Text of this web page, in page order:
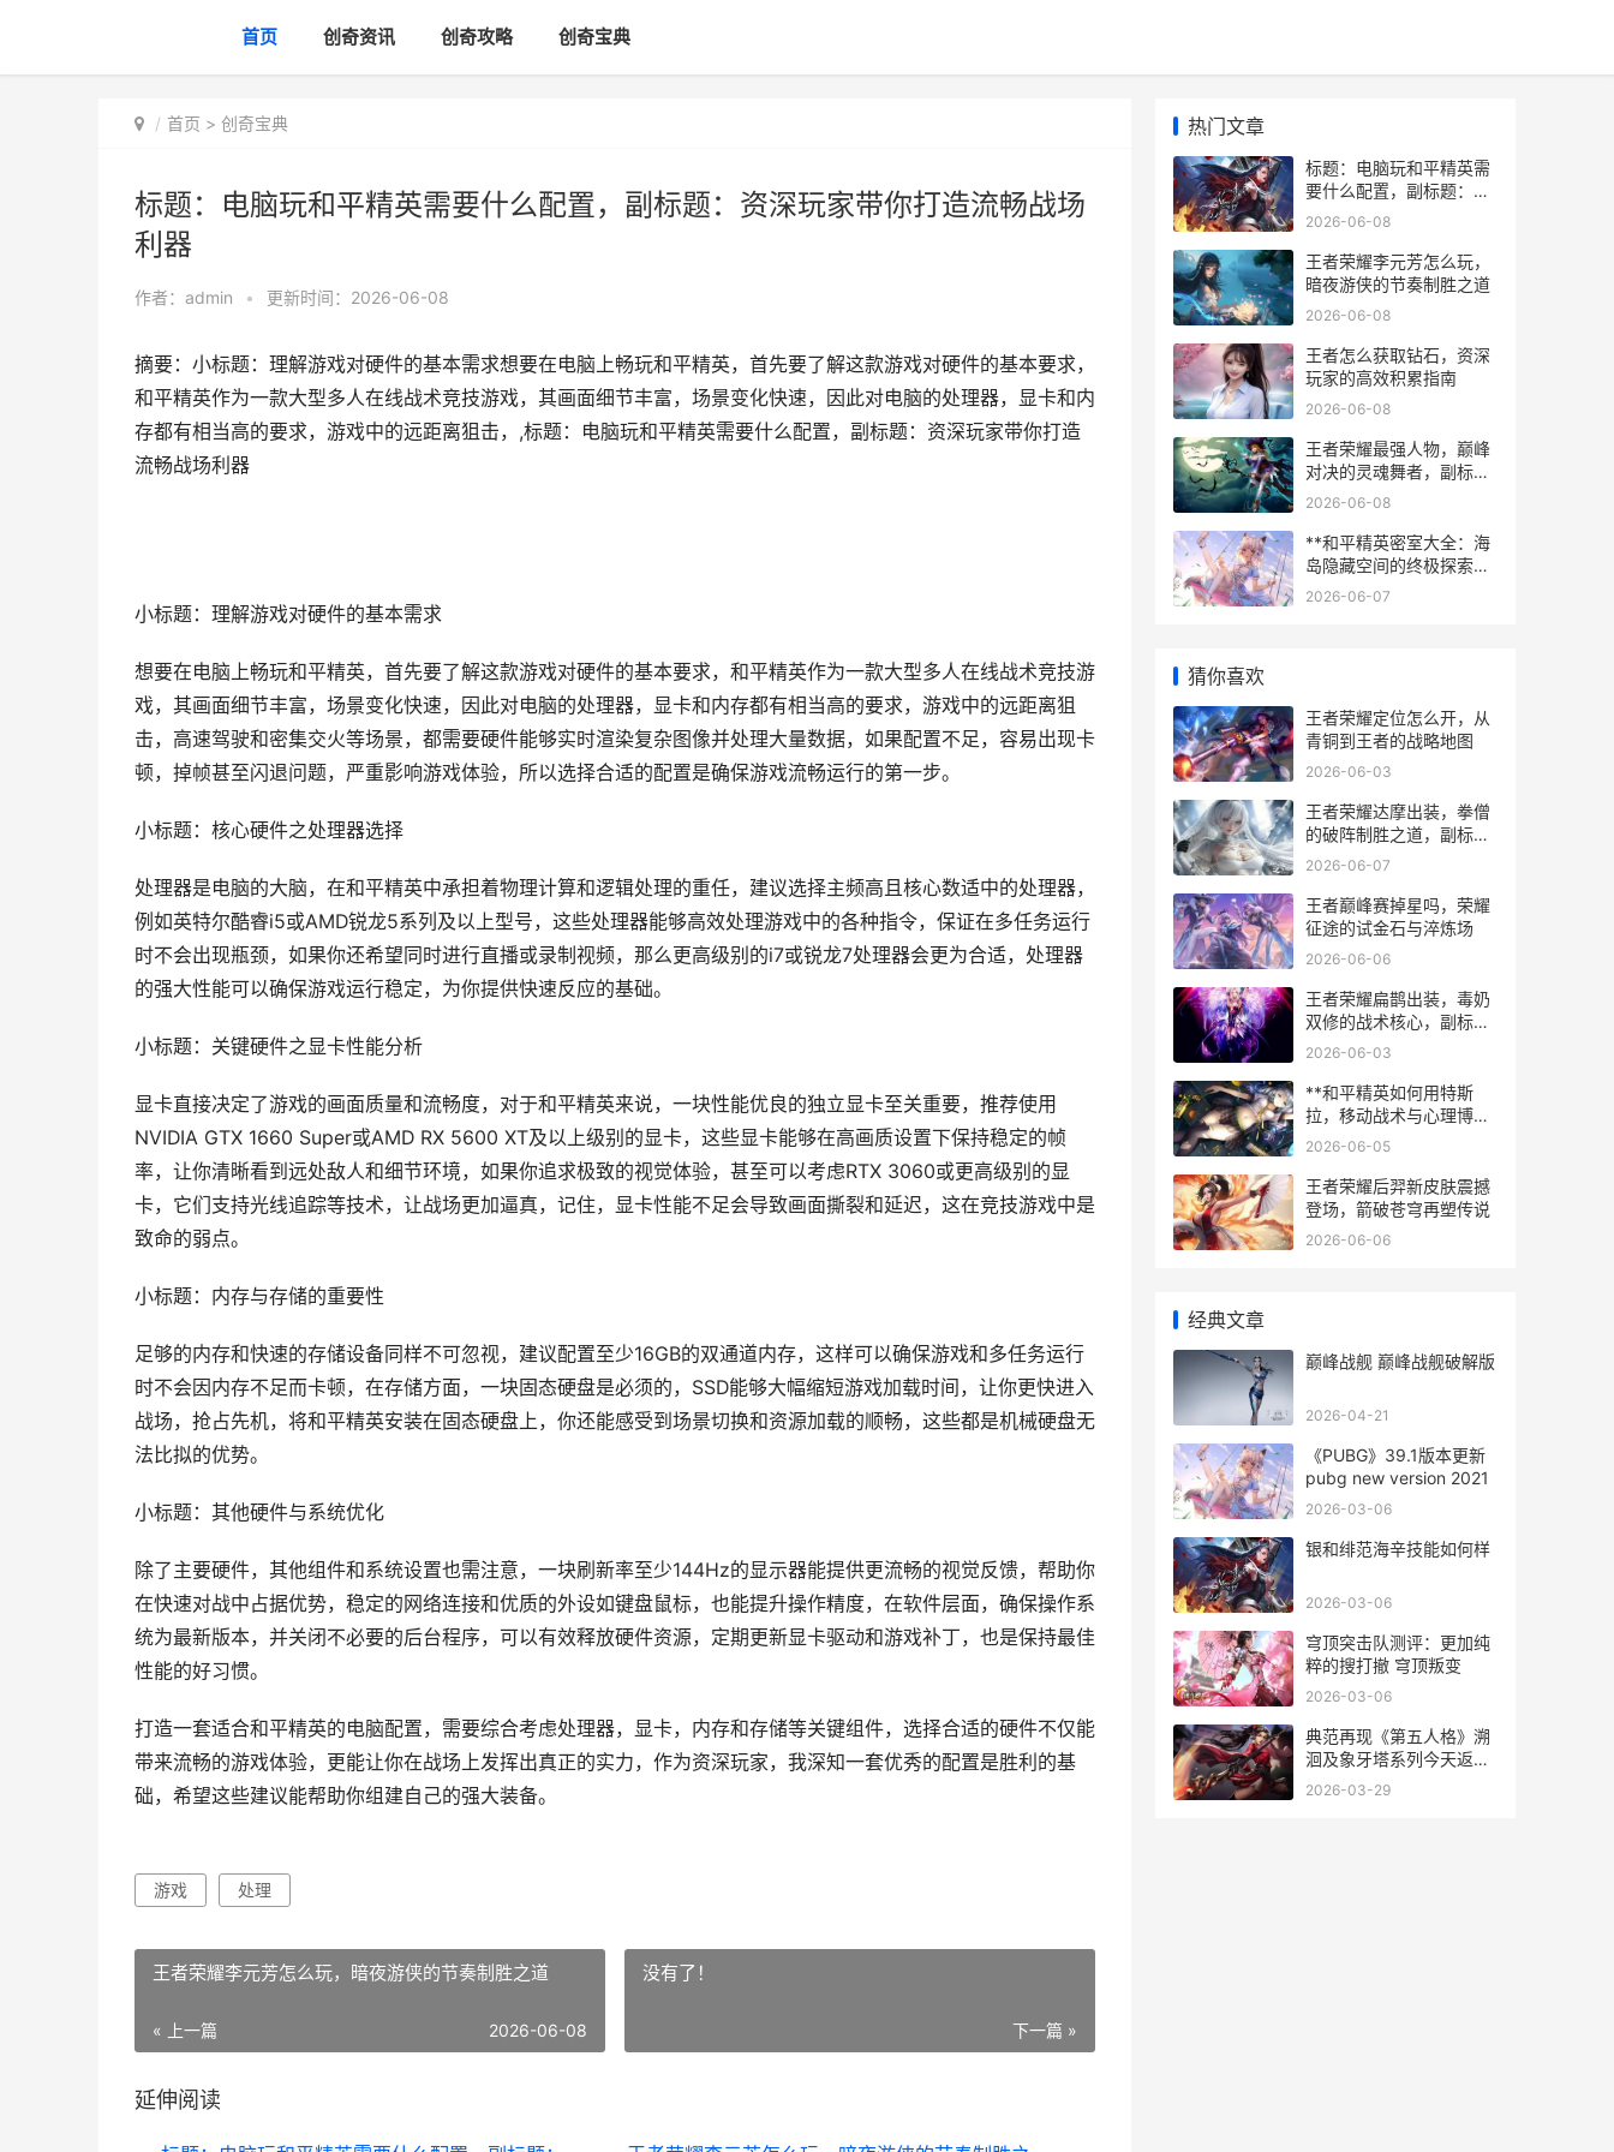
首页 创奇资讯 创奇攻略 创奇宝典
首页 > 创奇宝典
标题：电脑玩和平精英需要什么配置，副标题：资深玩家带你打造流畅战场
利器
作者： admin • 更新时间：2026-06-08
摘要：小标题：理解游戏对硬件的基本需求想要在电脑上畅玩和平精英，首先要了解这款游戏对硬件的基本要求，
和平精英作为一款大型多人在线战术竞技游戏，其画面细节丰富，场景变化快速，因此对电脑的处理器，显卡和内
存都有相当高的要求，游戏中的远距离狙击，,标题：电脑玩和平精英需要什么配置，副标题：资深玩家带你打造
流畅战场利器
小标题：理解游戏对硬件的基本需求
想要在电脑上畅玩和平精英，首先要了解这款游戏对硬件的基本要求，和平精英作为一款大型多人在线战术竞技游
戏，其画面细节丰富，场景变化快速，因此对电脑的处理器，显卡和内存都有相当高的要求，游戏中的远距离狙
击，高速驾驶和密集交火等场景，都需要硬件能够实时渲染复杂图像并处理大量数据，如果配置不足，容易出现卡
顿，掉帧甚至闪退问题，严重影响游戏体验，所以选择合适的配置是确保游戏流畅运行的第一步。
小标题：核心硬件之处理器选择
处理器是电脑的大脑，在和平精英中承担着物理计算和逻辑处理的重任，建议选择主频高且核心数适中的处理器，
例如英特尔酷睿i5或AMD锐龙5系列及以上型号，这些处理器能够高效处理游戏中的各种指令，保证在多任务运行
时不会出现瓶颈，如果你还希望同时进行直播或录制视频，那么更高级别的i7或锐龙7处理器会更为合适，处理器
的强大性能可以确保游戏运行稳定，为你提供快速反应的基础。
小标题：关键硬件之显卡性能分析
显卡直接决定了游戏的画面质量和流畅度，对于和平精英来说，一块性能优良的独立显卡至关重要，推荐使用
NVIDIA GTX 1660 Super或AMD RX 5600 XT及以上级别的显卡，这些显卡能够在高画质设置下保持稳定的帧
率，让你清晰看到远处敌人和细节环境，如果你追求极致的视觉体验，甚至可以考虑RTX 3060或更高级别的显
卡，它们支持光线追踪等技术，让战场更加逼真，记住，显卡性能不足会导致画面撕裂和延迟，这在竞技游戏中是
致命的弱点。
小标题：内存与存储的重要性
足够的内存和快速的存储设备同样不可忽视，建议配置至少16GB的双通道内存，这样可以确保游戏和多任务运行
时不会因内存不足而卡顿，在存储方面，一块固态硬盘是必须的，SSD能够大幅缩短游戏加载时间，让你更快进入
战场，抢占先机，将和平精英安装在固态硬盘上，你还能感受到场景切换和资源加载的顺畅，这些都是机械硬盘无
法比拟的优势。
小标题：其他硬件与系统优化
除了主要硬件，其他组件和系统设置也需注意，一块刷新率至少144Hz的显示器能提供更流畅的视觉反馈，帮助你
在快速对战中占据优势，稳定的网络连接和优质的外设如键盘鼠标，也能提升操作精度，在软件层面，确保操作系
统为最新版本，并关闭不必要的后台程序，可以有效释放硬件资源，定期更新显卡驱动和游戏补丁，也是保持最佳
性能的好习惯。
打造一套适合和平精英的电脑配置，需要综合考虑处理器，显卡，内存和存储等关键组件，选择合适的硬件不仅能
带来流畅的游戏体验，更能让你在战场上发挥出真正的实力，作为资深玩家，我深知一套优秀的配置是胜利的基
础，希望这些建议能帮助你组建自己的强大装备。
游戏 处理
王者荣耀李元芳怎么玩，暗夜游侠的节奏制胜之道
« 上一篇 2026-06-08
没有了！
下一篇 »
延伸阅读
热门文章
标题：电脑玩和平精英需
要什么配置，副标题：资
深玩家带你打造流畅战场
2026-06-08
王者荣耀李元芳怎么玩，
暗夜游侠的节奏制胜之道
2026-06-08
王者怎么获取钻石，资深
玩家的高效积累指南
2026-06-08
王者荣耀最强人物，巅峰
对决的灵魂舞者，副标
题，探寻峡谷至高王座的
2026-06-08
**和平精英密室大全：海
岛隐藏空间的终极探索指
南副标题：追寻绝密宝藏
2026-06-07
猜你喜欢
王者荣耀定位怎么开，从
青铜到王者的战略地图
2026-06-03
王者荣耀达摩出装，拳僧
的破阵制胜之道，副标
题，刚猛与灵动的装备哲
2026-06-07
王者巅峰赛掉星吗，荣耀
征途的试金石与淬炼场
2026-06-06
王者荣耀扁鹊出装，毒奶
双修的战术核心，副标
题，掌控战场节奏的生命
2026-06-03
**和平精英如何用特斯
拉，移动战术与心理博弈
的革新**
2026-06-05
王者荣耀后羿新皮肤震撼
登场，箭破苍穹再塑传说
2026-06-06
经典文章
巅峰战舰 巅峰战舰破解版
2026-04-21
《PUBG》39.1版本更新
pubg new version 2021
2026-03-06
银和绯范海辛技能如何样
2026-03-06
穹顶突击队测评：更加纯
粹的搜打撤 穹顶叛变
2026-03-06
典范再现《第五人格》溯
洄及象牙塔系列今天返场
典范 picnic time
2026-03-29